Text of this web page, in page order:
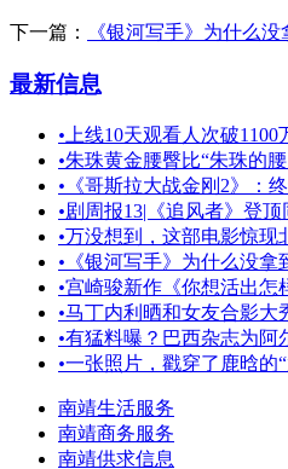
下一篇： 《银河写手》为什么
最新信息
• 上线10天观看人次破1100
•朱珠黄金腰臀比“朱珠的
• 《哥斯拉大战金刚2》：
•剧周报13|《追风者》登
•万没想到，这部电影惊现
• 《银河写手》为什么没拿
•宫崎骏新作《你想活出怎
•马丁内利晒和女友合影大
•有猛料曝？巴西杂志为阿
•一张照片，戳穿了鹿晗的
南靖生活服务
南靖商务服务
南靖供求信息